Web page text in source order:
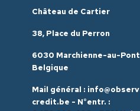
Château de Cartier
38, Place du Perron
6030 Marchienne-au-Pont
Belgique
Mail général :
credit.be - N°entr. :